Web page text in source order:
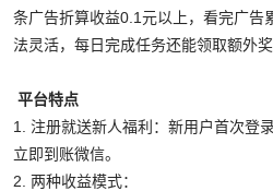
条广告折算收益0.1元以上，看完广告
法灵活，每日完成任务还能领取额外
平台特点
1. 注册就送新人福利：新用户首次登
立即到账微信。
2. 两种收益模式：